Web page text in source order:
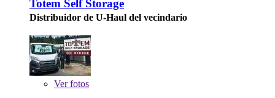
Totem Self Storage
Distribuidor de U-Haul del vecindario
Verfotos